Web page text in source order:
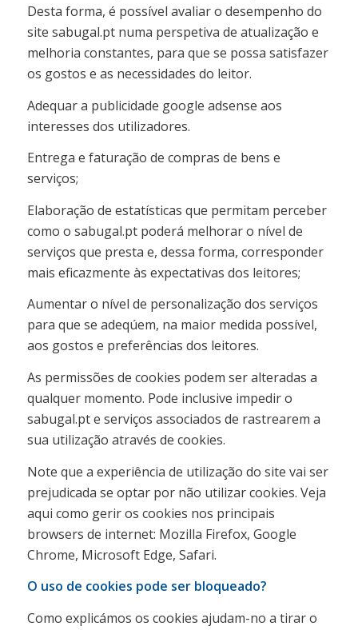
Desta forma, é possível avaliar o desempenho do
site sabugal.pt numa perspetiva de atualização e
melhoria constantes, para que se possa satisfazer
os gostos e as necessidades do leitor.
Adequar a publicidade google adsense aos
interesses dos utilizadores.
Entrega e faturação de compras de bens e
serviços;
Elaboração de estatísticas que permitam perceber
como o sabugal.pt poderá melhorar o nível de
serviços que presta e, dessa forma, corresponder
mais eficazmente às expectativas dos leitores;
Aumentar o nível de personalização dos serviços
para que se adeqúem, na maior medida possível,
aos gostos e preferências dos leitores.
As permissões de cookies podem ser alteradas a
qualquer momento. Pode inclusive impedir o
sabugal.pt e serviços associados de rastrearem a
sua utilização através de cookies.
Note que a experiência de utilização do site vai ser
prejudicada se optar por não utilizar cookies. Veja
aqui como gerir os cookies nos principais
browsers de internet: Mozilla Firefox, Google
Chrome, Microsoft Edge, Safari.
O uso de cookies pode ser bloqueado?
Como explicámos os cookies ajudam-no a tirar o